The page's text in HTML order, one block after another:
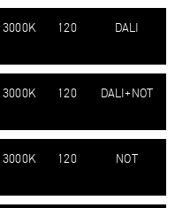
3000K 120 DALI
3000K 120 DALI+NOT
3000K 120 NOT